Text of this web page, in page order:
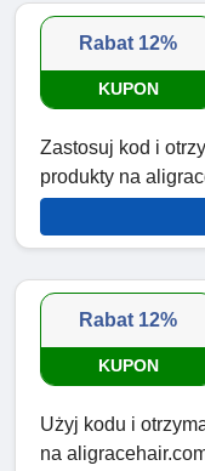
Rabat 12%
KUPON
Zastosuj kod i
produkty na
Rabat 12%
KUPON
Użyj kodu i
na